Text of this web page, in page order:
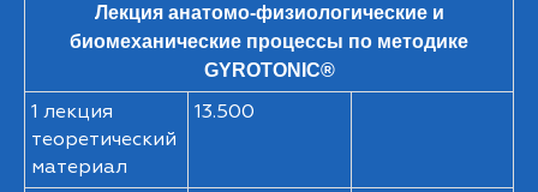
Лекция анатомо-физиологические и
биомеханические процессы по методике
GYROTONIC®
1 лекция
теоретический
материал
13.500